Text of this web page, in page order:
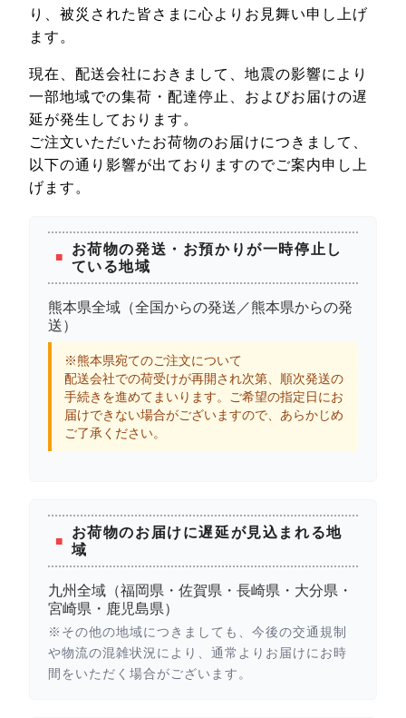
り、被災された皆さまに心よりお見舞い申し上げ
ます。
現在、配送会社におきまして、地震の影響により
一部地域での集荷・配達停止、およびお届けの遅
延が発生しております。
ご注文いただいたお荷物のお届けにつきまして、
以下の通り影響が出ておりますのでご案内申し上
げます。
お荷物の発送・お預かりが一時停止し
ている地域
熊本県全域 （全国からの発送／熊本県からの発
送）
※熊本県宛てのご注文について
配送会社での荷受けが再開され次第、順次発送の
手続きを進めてまいります。ご希望の指定日にお
届けできない場合がございますので、あらかじめ
ご了承ください。
お荷物のお届けに遅延が見込まれる地
域
九州全域 （福岡県・佐賀県・長崎県・大分県・
宮崎県・鹿児島県）
※その他の地域につきましても、今後の交通規制
や物流の混雑状況により、通常よりお届けにお時
間をいただく場合がございます。